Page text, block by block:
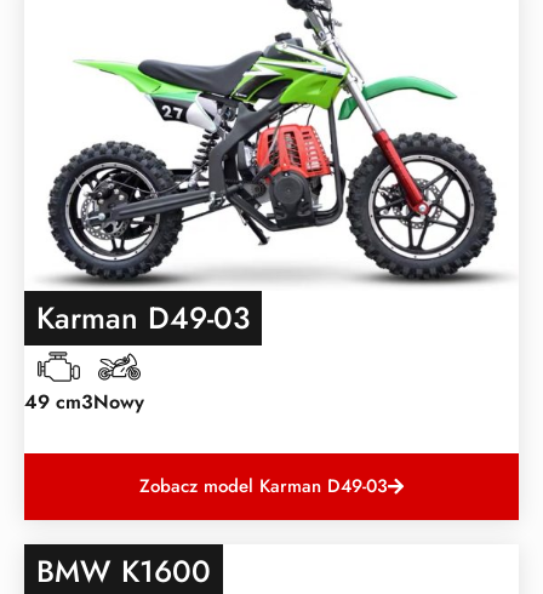
Karman D49-03
49 cm3Nowy
Zobacz model Karman D49-03
BMW K1600